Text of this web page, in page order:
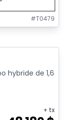
#T0479
hybride de 1,6
+ tx